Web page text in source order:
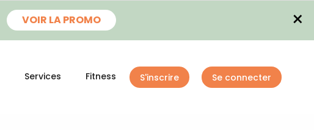
VOIR LA PROMO ×
Services Fitness S'inscrire Se connecter